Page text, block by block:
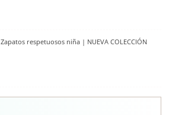
Zapatos respetuosos niña | NUEVA COLECCIÓN